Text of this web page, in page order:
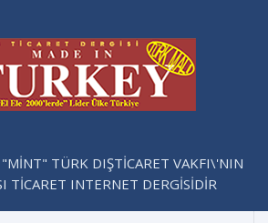
TÜRK DIŞTİCARET VAKFI\'NIN
TİCARET INTERNET DERGİSİDİR